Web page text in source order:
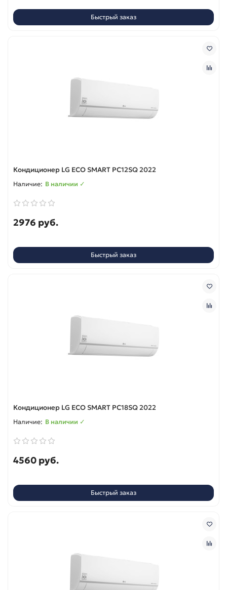
Быстрый заказ
Кондиционер LG ECO SMART PC12SQ 2022
В наличии ✓
2976 руб.
Быстрый заказ
Кондиционер LG ECO SMART PC18SQ 2022
В наличии ✓
4560 руб.
Быстрый заказ